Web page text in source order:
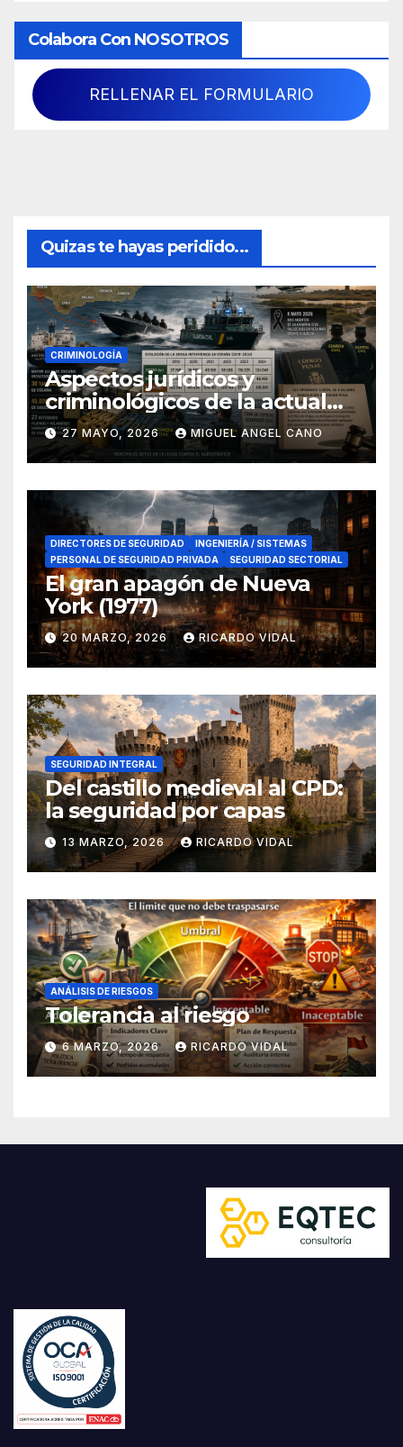
Colabora Con NOSOTROS
RELLENAR EL FORMULARIO
Quizas te hayas peridido...
CRIMINOLOGÍA
Aspectos jurídicos y
criminológicos de la actual
lucha contra el narcotráfico
en el sur de España
27 MAYO, 2026 MIGUEL ANGEL CANO
DIRECTORES DE SEGURIDAD
INGENIERÍA / SISTEMAS
PERSONAL DE SEGURIDAD PRIVADA
SEGURIDAD SECTORIAL
El gran apagón de Nueva
York (1977)
20 MARZO, 2026 RICARDO VIDAL
SEGURIDAD INTEGRAL
Del castillo medieval al CPD:
la seguridad por capas
13 MARZO, 2026 RICARDO VIDAL
ANÁLISIS DE RIESGOS
Tolerancia al riesgo
6 MARZO, 2026 RICARDO VIDAL